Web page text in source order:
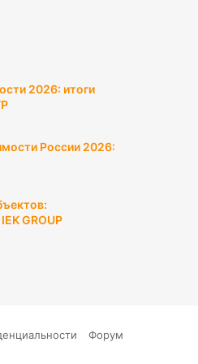
2026: итоги
России 2026:
GROUP
Форум